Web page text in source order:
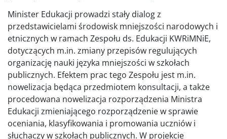
Minister Edukacji prowadzi stały dialog z
przedstawicielami środowisk mniejszości narodowych i
etnicznych w ramach Zespołu ds. Edukacji KWRiMNiE,
dotyczących m.in. zmiany przepisów regulujących
organizację nauki języka mniejszości w szkołach
publicznych. Efektem prac tego Zespołu jest m.in.
nowelizacja będąca przedmiotem konsultacji, a także
procedowana nowelizacja rozporządzenia Ministra
Edukacji zmieniającego rozporządzenie w sprawie
oceniania, klasyfikowania i promowania uczniów i
słuchaczy w szkołach publicznych. W projekcie